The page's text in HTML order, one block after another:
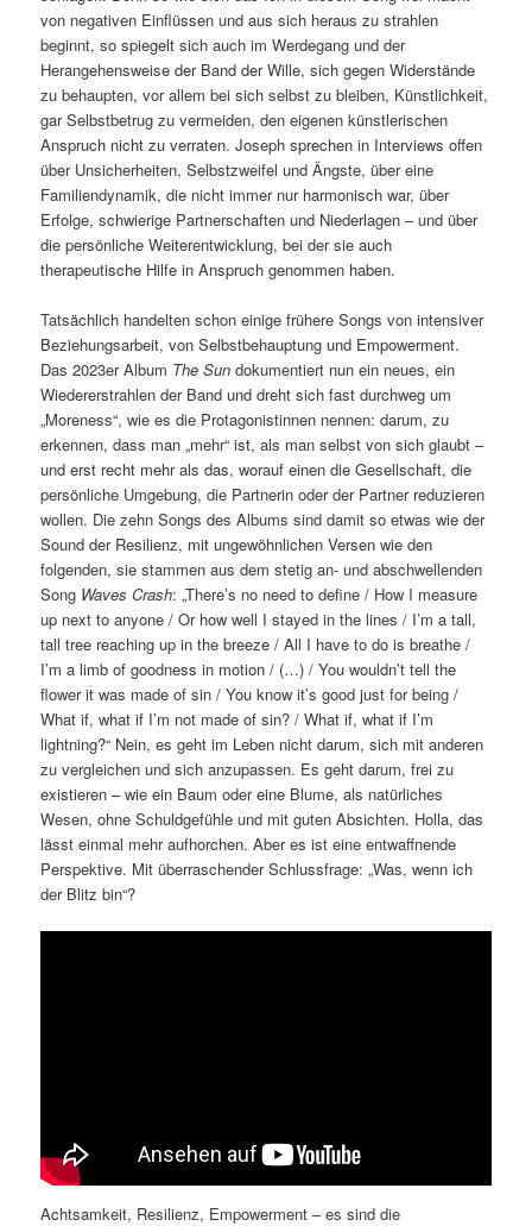
von negativen Einflüssen und aus sich heraus zu strahlen
beginnt, so spiegelt sich auch im Werdegang und der
Herangehensweise der Band der Wille, sich gegen Widerstände
zu behaupten, vor allem bei sich selbst zu bleiben, Künstlichkeit,
gar Selbstbetrug zu vermeiden, den eigenen künstlerischen
Anspruch nicht zu verraten. Joseph sprechen in Interviews offen
über Unsicherheiten, Selbstzweifel und Ängste, über eine
Familiendynamik, die nicht immer nur harmonisch war, über
Erfolge, schwierige Partnerschaften und Niederlagen – und über
die persönliche Weiterentwicklung, bei der sie auch
therapeutische Hilfe in Anspruch genommen haben.
Tatsächlich handelten schon einige frühere Songs von intensiver
Beziehungsarbeit, von Selbstbehauptung und Empowerment.
Das 2023er Album The Sun dokumentiert nun ein neues, ein
Wiedererstrahlen der Band und dreht sich fast durchweg um
„Moreness“, wie es die Protagonistinnen nennen: darum, zu
erkennen, dass man „mehr“ ist, als man selbst von sich glaubt –
und erst recht mehr als das, worauf einen die Gesellschaft, die
persönliche Umgebung, die Partnerin oder der Partner reduzieren
wollen. Die zehn Songs des Albums sind damit so etwas wie der
Sound der Resilienz, mit ungewöhnlichen Versen wie den
folgenden, sie stammen aus dem stetig an- und abschwellenden
Song Waves Crash: „There’s no need to define / How I measure
up next to anyone / Or how well I stayed in the lines / I’m a tall,
tall tree reaching up in the breeze / All I have to do is breathe /
I’m a limb of goodness in motion / (…) / You wouldn’t tell the
flower it was made of sin / You know it’s good just for being /
What if, what if I’m not made of sin? / What if, what if I’m
lightning?“ Nein, es geht im Leben nicht darum, sich mit anderen
zu vergleichen und sich anzupassen. Es geht darum, frei zu
existieren – wie ein Baum oder eine Blume, als natürliches
Wesen, ohne Schuldgefühle und mit guten Absichten. Holla, das
lässt einmal mehr aufhorchen. Aber es ist eine entwaffnende
Perspektive. Mit überraschender Schlussfrage: „Was, wenn ich
der Blitz bin“?
Achtsamkeit, Resilienz, Empowerment – es sind die